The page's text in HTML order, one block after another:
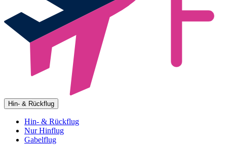
Hin- & Rückflug
Hin- & Rückflug
Nur Hinflug
Gabelflug